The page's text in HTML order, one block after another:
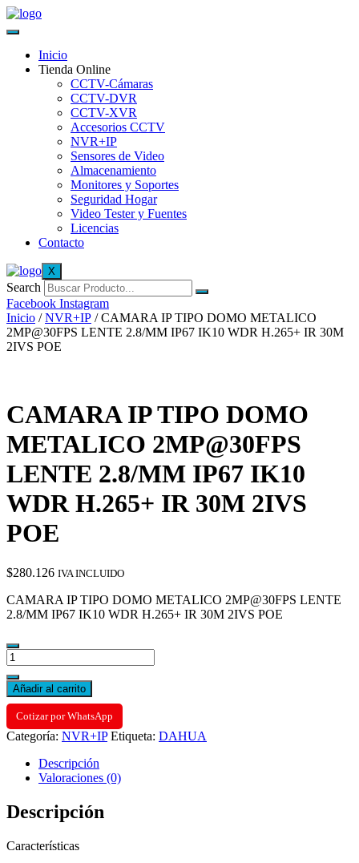
Inicio
Tienda Online
CCTV-Cámaras
CCTV-DVR
CCTV-XVR
Accesorios CCTV
NVR+IP
Sensores de Video
Almacenamiento
Monitores y Soportes
Seguridad Hogar
Video Tester y Fuentes
Licencias
Contacto
X
Search
Facebook Instagram
Inicio /NVR+IP / CAMARA IP TIPO DOMO METALICO
2MP@30FPS LENTE 2.8/MM IP67 IK10 WDR H.265+ IR 30M
2IVS POE
CAMARA IP TIPO DOMO
METALICO 2MP@30FPS
LENTE 2.8/MM IP67 IK10
WDR H.265+ IR 30M 2IVS
POE
$280.126 IVA INCLUIDO
CAMARA IP TIPO DOMO METALICO 2MP@30FPS LENTE
2.8/MM IP67 IK10 WDR H.265+ IR 30M 2IVS POE
CAMARA
IP
TIPO
DOMO
METALICO
2MP@30FPS
LENTE
2.8/MM
IP67
IK10
H.265+
30M
Añadir al carrito
Cotizar por WhatsApp
Categoría: NVR+IP Etiqueta: DAHUA
Descripción
Valoraciones (0)
Descripción
Características